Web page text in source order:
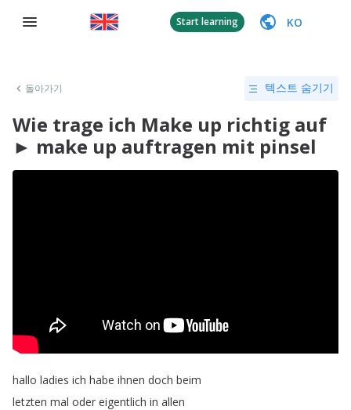
Start learning KO
돌아가기 텍스트 숨기기
Wie trage ich Make up richtig auf
► make up auftragen mit pinsel
hallo ladies ich habe ihnen doch beim
letzten mal oder eigentlich in allen